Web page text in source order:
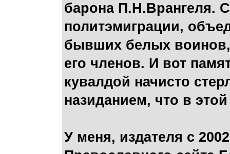
барона П.Н.Врангеля.
политэмиграции,
бывших белых
его членов. И вот
кувалдой начисто
назиданием, что в
У меня, издателя с